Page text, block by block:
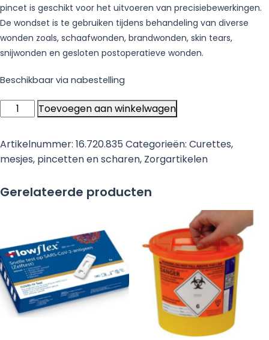
pincet is geschikt voor het uitvoeren van precisiebewerkingen.
De wondset is te gebruiken tijdens behandeling van diverse
wonden zoals, schaafwonden, brandwonden, skin tears,
snijwonden en gesloten postoperatieve wonden.
Beschikbaar via nabestelling
Heka
wondset
aantal
Toevoegen aan winkelwagen
Artikelnummer: 16.720.835 Categorieën: Curettes,
mesjes, pincetten en scharen, Zorgartikelen
Gerelateerde producten